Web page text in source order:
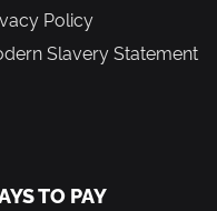
Policy
Slavery Statement
TO PAY